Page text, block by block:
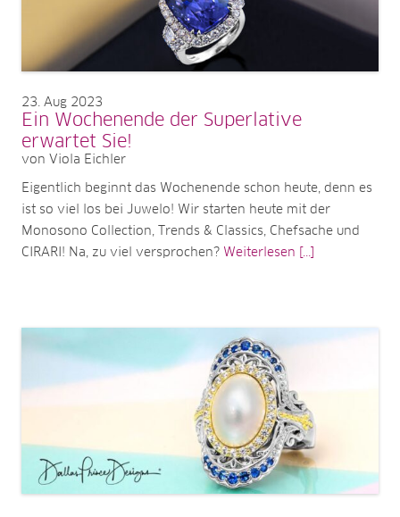
23 Aug 2023
Ein Wochenende der Superlative
erwartet Sie!
von Viola Eichler
Eigentlich beginnt das Wochenende schon heute, denn es
ist so viel los bei Juwelo! Wir starten heute mit der
Monosono Collection, Trends & Classics, Chefsache und
CIRARI! Na, zu viel versprochen? Weiterlesen [...]